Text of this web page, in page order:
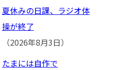
夏休みの日課、ラジオ体
操が終了
（2026年8月3日）
たまには自作で